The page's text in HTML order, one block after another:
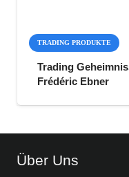
TRADING PRODUKTE
Trading
Frédéric Ebner
Über Uns